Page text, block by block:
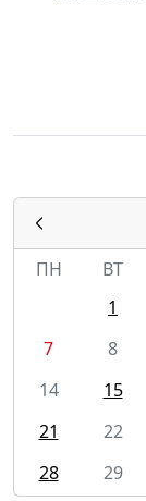
ПН
ВТ
1
7
8
14
15
21
22
28
29